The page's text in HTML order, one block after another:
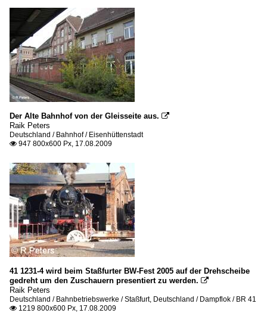
Der Alte Bahnhof von der Gleisseite aus. 
Raik Peters
Deutschland / Bahnhof / Eisenhüttenstadt
 947 800x600 Px, 17.08.2009
41 1231-4 wird beim Staßfurter BW-Fest 2005 auf der Drehscheibe
gedreht um den Zuschauern presentiert zu werden. 
Raik Peters
Deutschland / Bahnbetriebswerke / Staßfurt, Deutschland / Dampflok / BR 41
 1219 800x600 Px, 17.08.2009